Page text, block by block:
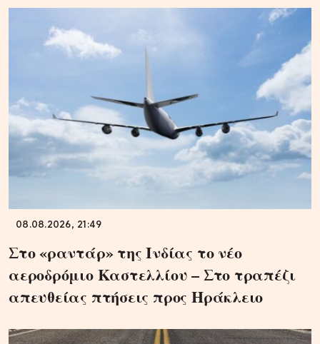
08.08.2026, 21:49
Στο «ραντάρ» της Ινδίας το νέο
αεροδρόμιο Καστελλίου – Στο τραπέζι
απευθείας πτήσεις προς Ηράκλειο